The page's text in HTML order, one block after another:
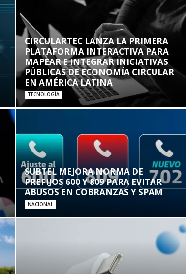
CIRCULARTEC LANZA LA PRIMERA
PLATAFORMA INTERACTIVA PARA
MAPEAR E INTEGRAR INICIATIVAS
PÚBLICAS DE ECONOMÍA CIRCULAR
EN AMÉRICA LATINA
TECNOLOGÍA
SUBTEL MEJORA NORMA DE
PREFIJOS 600 Y 809 PARA EVITAR
ABUSOS EN COBRANZAS Y SPAM
NACIONAL